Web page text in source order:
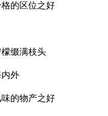
的区位之好
缀满枝头
外
的物产之好